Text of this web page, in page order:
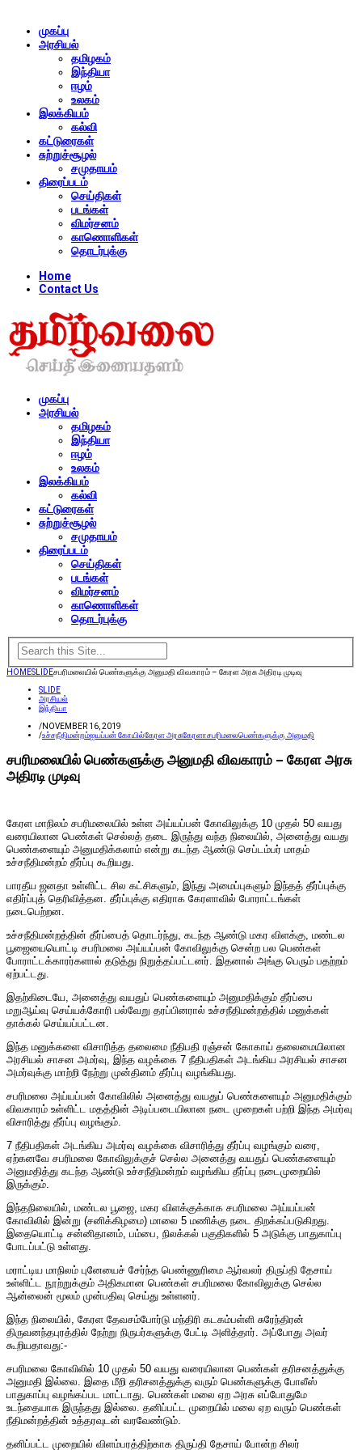
முகப்பு
அரசியல்
தமிழகம்
இந்தியா
ஈழம்
உலகம்
இலக்கியம்
கல்வி
கட்டுரைகள்
சுற்றுச்சூழல்
சமுதாயம்
திரைப்படம்
செய்திகள்
படங்கள்
விமர்சனம்
காணொளிகள்
தொடர்புக்கு
Home
Contact Us
முகப்பு
அரசியல்
தமிழகம்
இந்தியா
ஈழம்
உலகம்
இலக்கியம்
கல்வி
கட்டுரைகள்
சுற்றுச்சூழல்
சமுதாயம்
திரைப்படம்
செய்திகள்
படங்கள்
விமர்சனம்
காணொளிகள்
தொடர்புக்கு
HOMESLIDEசபரிமலையில் பெண்களுக்கு அனுமதி விவகாரம் – கேரள அரசு அதிரடி முடிவு
SLIDE
அரசியல்
இந்தியா
/NOVEMBER 16, 2019
/உச்சநீதிமன்றம்ஐயப்பன் கோயில்கேரள அரசுகேரளாசபரிமலைபெண்களுக்கு அனுமதி
சபரிமலையில் பெண்களுக்கு அனுமதி விவகாரம் – கேரள அரசு
அதிரடி முடிவு
கேரள மாநிலம் சபரிமலையில் உள்ள அய்யப்பன் கோவிலுக்கு 10 முதல் 50 வயது
வரையிலான பெண்கள் செல்லத் தடை இருந்து வந்த நிலையில், அனைத்து வயது
பெண்களையும் அனுமதிக்கலாம் என்று கடந்த ஆண்டு செப்டம்பர் மாதம்
உச்சநீதிமன்றம் தீர்ப்பு கூறியது.
பாரதீய ஜனதா உள்ளிட்ட சில கட்சிகளும், இந்து அமைப்புகளும் இந்தத் தீர்ப்புக்கு
எதிர்ப்புத் தெரிவித்தன. தீர்ப்புக்கு எதிராக கேரளாவில் போராட்டங்கள்
நடைபெற்றன.
உச்சநீதிமன்றத்தின் தீர்ப்பைத் தொடர்ந்து, கடந்த ஆண்டு மகர விளக்கு, மண்டல
பூஜையையொட்டி சபரிமலை அய்யப்பன் கோவிலுக்கு சென்ற பல பெண்கள்
போராட்டக்காரர்களால் தடுத்து நிறுத்தப்பட்டனர். இதனால் அங்கு பெரும் பதற்றம்
ஏற்பட்டது.
இதற்கிடையே, அனைத்து வயதுப் பெண்களையும் அனுமதிக்கும் தீர்ப்பை
மறுஆய்வு செய்யக்கோரி பல்வேறு தரப்பினரால் உச்சநீதிமன்றத்தில் மனுக்கள்
தாக்கல் செய்யப்பட்டன.
இந்த மனுக்களை விசாரித்த தலைமை நீதிபதி ரஞ்சன் கோகாய் தலைமையிலான
அரசியல் சாசன அமர்வு, இந்த வழக்கை 7 நீதிபதிகள் அடங்கிய அரசியல் சாசன
அமர்வுக்கு மாற்றி நேற்று முன்தினம் தீர்ப்பு வழங்கியது.
சபரிமலை அய்யப்பன் கோவிலில் அனைத்து வயதுப் பெண்களையும் அனுமதிக்கும்
விவகாரம் உள்ளிட்ட மதத்தின் அடிப்படையிலான நடை முறைகள் பற்றி இந்த அமர்வு
விசாரித்து தீர்ப்பு வழங்கும்.
7 நீதிபதிகள் அடங்கிய அமர்வு வழக்கை விசாரித்து தீர்ப்பு வழங்கும் வரை,
ஏற்கனவே சபரிமலை கோவிலுக்குச் செல்ல அனைத்து வயதுப் பெண்களையும்
அனுமதித்து கடந்த ஆண்டு உச்சநீதிமன்றம் வழங்கிய தீர்ப்பு நடைமுறையில்
இருக்கும்.
இந்தநிலையில், மண்டல பூஜை, மகர விளக்குக்காக சபரிமலை அய்யப்பன்
கோவிலில் இன்று (சனிக்கிழமை) மாலை 5 மணிக்கு நடை திறக்கப்படுகிறது.
இதையொட்டி சன்னிதானம், பம்பை, நிலக்கல் பகுதிகளில் 5 அடுக்கு பாதுகாப்பு
போடப்பட்டு உள்ளது.
மராட்டிய மாநிலம் புனேயைச் சேர்ந்த பெண்ணுரிமை ஆர்வலர் திருப்தி தேசாய்
உள்ளிட்ட நூற்றுக்கும் அதிகமான பெண்கள் சபரிமலை கோவிலுக்கு செல்ல
ஆன்லைன் மூலம் முன்பதிவு செய்து உள்ளனர்.
இந்த நிலையில், கேரள தேவசம்போர்டு மந்திரி கடகம்பள்ளி சுரேந்திரன்
திருவனந்தபுரத்தில் நேற்று நிருபர்களுக்கு பேட்டி அளித்தார். அப்போது அவர்
கூறியதாவது:-
சபரிமலை கோவிலில் 10 முதல் 50 வயது வரையிலான பெண்கள் தரிசனத்துக்கு
அனுமதி இல்லை. இதை மீறி தரிசனத்துக்கு வரும் பெண்களுக்கு போலீஸ்
பாதுகாப்பு வழங்கப்பட மாட்டாது. பெண்கள் மலை ஏற அரசு எப்போதுமே
உடந்தையாக இருந்தது இல்லை. தனிப்பட்ட முறையில் மலை ஏற வரும் பெண்கள்
நீதிமன்றத்தின் உத்தரவுடன் வரவேண்டும்.
தனிப்பட்ட முறையில் விளம்பரத்திற்காக திருப்தி தேசாய் போன்ற சிலர்